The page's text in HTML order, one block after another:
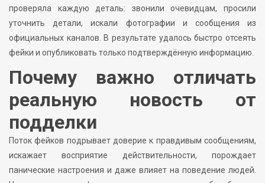
проверяла каждую деталь: звонили очевидцам, просили
уточнить детали, искали фотографии и сообщения из
официальных каналов. В результате удалось быстро отсеять
фейки и опубликовать только подтверждённую информацию.
Почему важно отличать
реальную новость от
подделки
Поток фейков подрывает доверие к правдивым сообщениям,
искажает восприятие действительности, порождает
панические настроения и даже влияет на поведение людей.